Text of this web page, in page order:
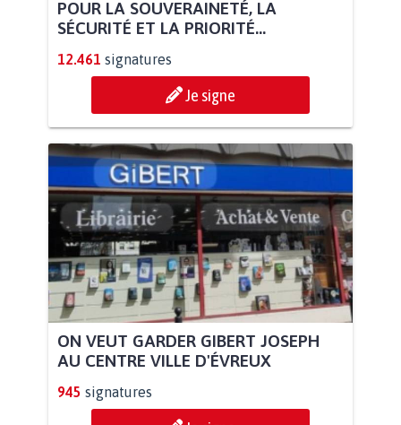
POUR LA SOUVERAINETÉ, LA
SÉCURITÉ ET LA PRIORITÉ...
12.461 signatures
Je signe
ON VEUT GARDER GIBERT JOSEPH
AU CENTRE VILLE D'ÉVREUX
945 signatures